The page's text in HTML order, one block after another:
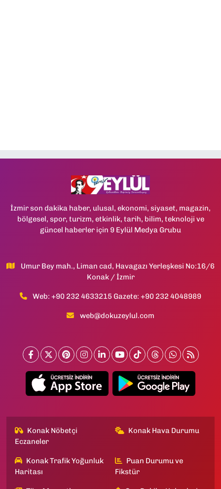
İzmir son dakika haber, ulusal, ekonomi, siyaset, magazin,
bölgesel, spor, turizm, etkinlik, tarih, bilim, teknoloji ve
güncel haberler için 9 Eylül Medya Grubu
Umur Bey mah., Liman cad, Havagazı Yerleşkesi No:16/6
Konak / İzmir
Web: +90 232 4633215 Gazete: +90 232 4048989
web@dokuzeylul.com
Konak Nöbetçi
Eczaneler
Konak Hava Durumu
Konak Trafik Yoğunluk
Haritası
Puan Durumu ve
Fikstür